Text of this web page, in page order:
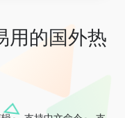
用的国外热